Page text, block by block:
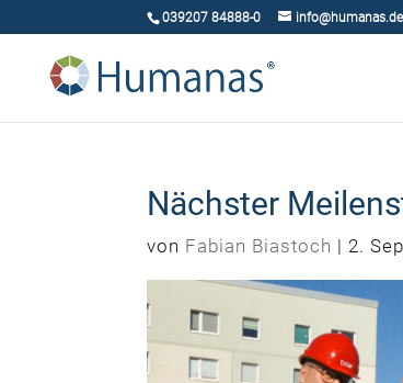
039207 84888-0 info@humanas.de
Nächster
von Fabian Biastoch | 2.